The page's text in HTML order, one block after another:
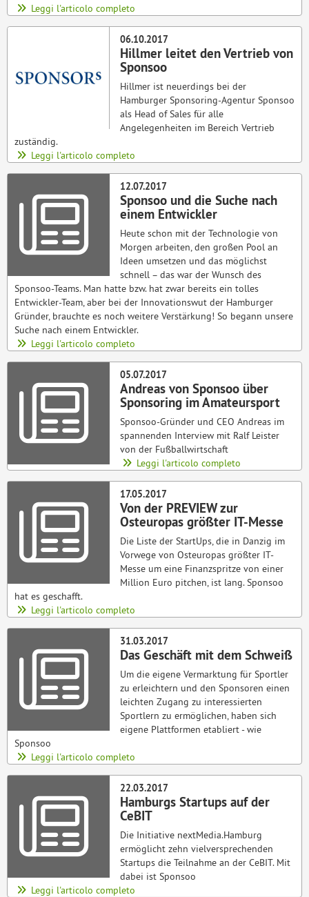
Leggi l'articolo completo
06.10.2017
Hillmer leitet den Vertrieb von
Sponsoo
Hillmer ist neuerdings bei der
Hamburger Sponsoring-Agentur Sponsoo
als Head of Sales für alle
Angelegenheiten im Bereich Vertrieb
zuständig.
Leggi l'articolo completo
12.07.2017
Sponsoo und die Suche nach
einem Entwickler
Heute schon mit der Technologie von
Morgen arbeiten, den großen Pool an
Ideen umsetzen und das möglichst
schnell – das war der Wunsch des
Sponsoo-Teams. Man hatte bzw. hat zwar bereits ein tolles
Entwickler-Team, aber bei der Innovationswut der Hamburger
Gründer, brauchte es noch weitere Verstärkung! So begann unsere
Suche nach einem Entwickler.
Leggi l'articolo completo
05.07.2017
Andreas von Sponsoo über
Sponsoring im Amateursport
Sponsoo-Gründer und CEO Andreas im
spannenden Interview mit Ralf Leister
von der Fußballwirtschaft
Leggi l'articolo completo
17.05.2017
Von der PREVIEW zur
Osteuropas größter IT-Messe
Die Liste der StartUps, die in Danzig im
Vorwege von Osteuropas größter IT-
Messe um eine Finanzspritze von einer
Million Euro pitchen, ist lang. Sponsoo
hat es geschafft.
Leggi l'articolo completo
31.03.2017
Das Geschäft mit dem Schweiß
Um die eigene Vermarktung für Sportler
zu erleichtern und den Sponsoren einen
leichten Zugang zu interessierten
Sportlern zu ermöglichen, haben sich
eigene Plattformen etabliert - wie
Sponsoo
Leggi l'articolo completo
22.03.2017
Hamburgs Startups auf der
CeBIT
Die Initiative nextMedia.Hamburg
ermöglicht zehn vielversprechenden
Startups die Teilnahme an der CeBIT. Mit
dabei ist Sponsoo
Leggi l'articolo completo